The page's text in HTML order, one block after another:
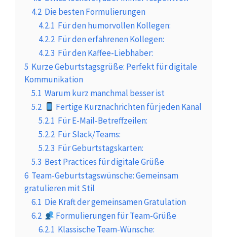
4.2 Die besten Formulierungen
4.2.1 Für den humorvollen Kollegen:
4.2.2 Für den erfahrenen Kollegen:
4.2.3 Für den Kaffee-Liebhaber:
5 Kurze Geburtstagsgrüße: Perfekt für digitale
Kommunikation
5.1 Warum kurz manchmal besser ist
5.2
Fertige Kurznachrichten für jeden Kanal
5.2.1 Für E-Mail-Betreffzeilen:
5.2.2 Für Slack/Teams:
5.2.3 Für Geburtstagskarten:
5.3 Best Practices für digitale Grüße
6 Team-Geburtstagswünsche: Gemeinsam
gratulieren mit Stil
6.1 Die Kraft der gemeinsamen Gratulation
6.2
Formulierungen für Team-Grüße
6.2.1 Klassische Team-Wünsche: